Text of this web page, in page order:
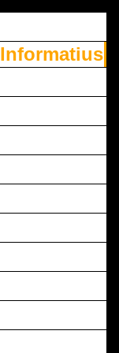
Informatius